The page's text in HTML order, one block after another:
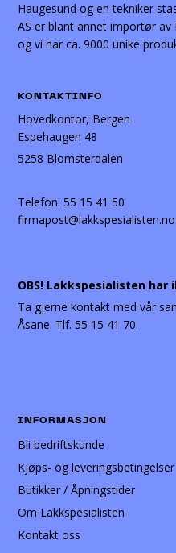
Haugesund og en tekniker
AS er blant annet importør av
og vi har ca. 9000 unike
KONTAKTINFO
Hovedkontor, Bergen
Espehaugen 48
5258 Blomsterdalen
Telefon:55 15 41 50
firmapost@lakkspesialisten.no
OBS! Lakkspesialisten
Ta gjerne kontakt med vår
Åsane. Tlf. 55 15 41 70.
INFORMASJON
Bli bedriftskunde
Kjøps- og leveringsbetingelser
Butikker / Åpningstider
Om Lakkspesialisten
Kontakt oss